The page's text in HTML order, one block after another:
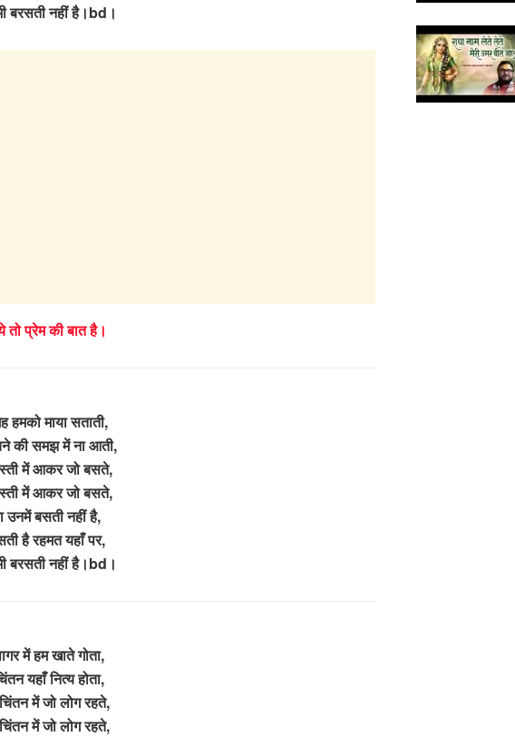
बरसती नहीं है।bd।
तो प्रेम की बात है।
हमको माया सताती,
की समझ में ना आती,
में आकर जो बसते,
में आकर जो बसते,
उनमें बसती नहीं है,
है रहमत यहाँ पर,
बरसती नहीं है।bd।
में हम खाते गोता,
यहाँ नित्य होता,
में जो लोग रहते,
में जो लोग रहते,